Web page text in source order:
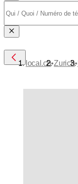
local.ch•Zurich•